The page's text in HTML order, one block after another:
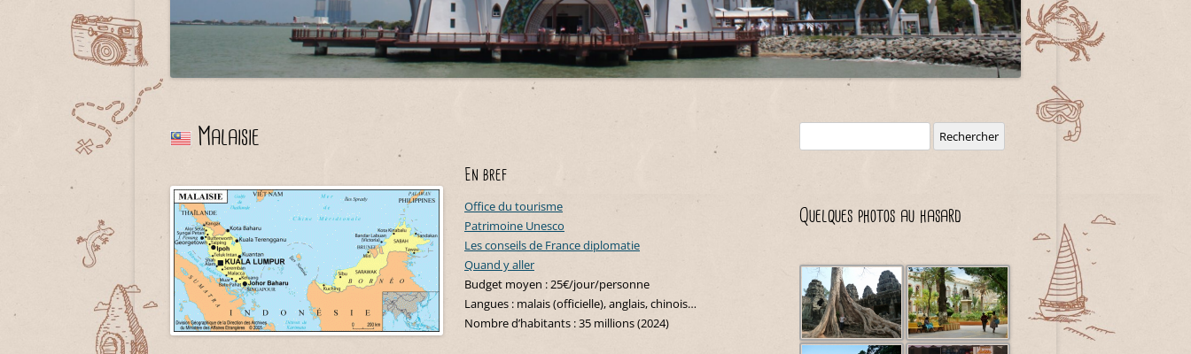
Sénégal
Tunisie
Costa Rica
Cuba
Équateur
Saint-Martin
Indonésie
Japon
Liban
Thaïlande
Belgique
Croatie
Danemark
Portugal
Slovénie
Suisse
Nouvelle-Zélande
Polynésie française
Malaisie
En bref
Office du tourisme
Patrimoine Unesco
Les conseils de France diplomatie
Quand y aller
Budget moyen : 25€/jour/personne
Langues : malais (officielle), anglais, chinois…
Nombre d’habitants : 35 millions (2024)
Quelques photos au hasard